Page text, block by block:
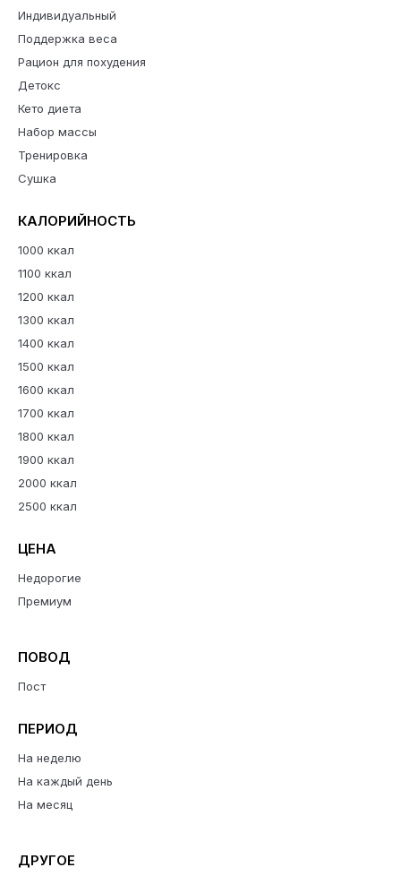
Индивидуальный
Поддержка веса
Рацион для похудения
Детокс
Кето диета
Набор массы
Тренировка
Сушка
КАЛОРИЙНОСТЬ
1000 ккал
1100 ккал
1200 ккал
1300 ккал
1400 ккал
1500 ккал
1600 ккал
1700 ккал
1800 ккал
1900 ккал
2000 ккал
2500 ккал
ЦЕНА
Недорогие
Премиум
ПОВОД
Пост
ПЕРИОД
На неделю
На каждый день
На месяц
ДРУГОЕ